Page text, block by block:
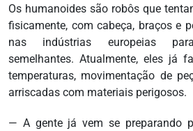
Os humanoides são robôs que
fisicamente, com cabeça, braços e
nas indústrias europeias
semelhantes. Atualmente, eles já
temperaturas, movimentação de
arriscadas com materiais perigosos.
— A gente já vem se preparando